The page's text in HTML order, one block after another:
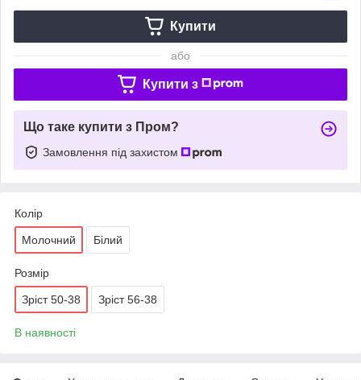
Купити
або
Купити з
Що таке купити з Пром?
Замовлення під захистом
Колір
Молочний Білий
Розмір
Зріст 50-38 Зріст 56-38
В наявності